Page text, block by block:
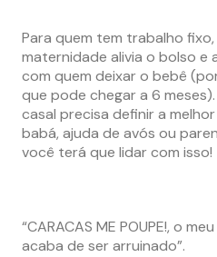
Para quem tem trabalho
maternidade alivia o bolso
com quem deixar o bebê
que pode chegar a 6
casal precisa definir a
babá, ajuda de avós ou
você terá que lidar com isso!
“CARACAS ME POUPE!, o
acaba de ser arruinado”.